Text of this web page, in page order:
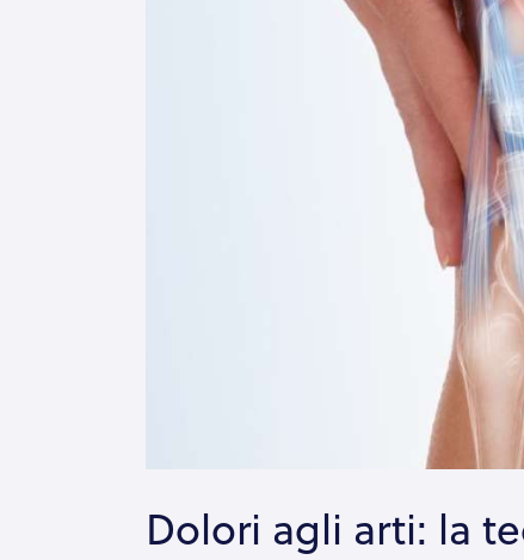
Dolori agli arti: la